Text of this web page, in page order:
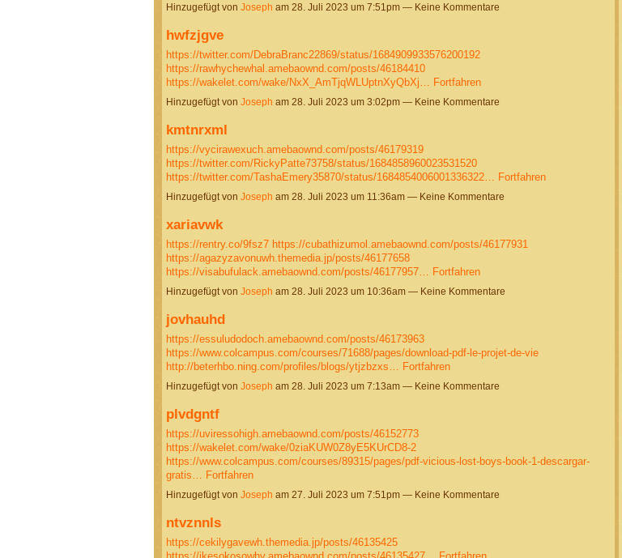
Hinzugefügt von Joseph am 28. Juli 2023 um 7:51pm — Keine Kommentare
hwfzjgve
https://twitter.com/DebraBranc22869/status/1684909933576200192
https://rawhychewhal.amebaownd.com/posts/46184410
https://wakelet.com/wake/NxX_AmTjqWLUptnXyQbXj…
Fortfahren
Hinzugefügt von Joseph am 28. Juli 2023 um 3:02pm — Keine Kommentare
kmtnrxml
https://vycirawexuch.amebaownd.com/posts/46179319
https://twitter.com/RickyPatte73758/status/1684858960023531520
https://twitter.com/TashaEmery35870/status/1684854006001336322…
Fortfahren
Hinzugefügt von Joseph am 28. Juli 2023 um 11:36am — Keine Kommentare
xariavwk
https://rentry.co/9fsz7 https://cubathizumol.amebaownd.com/posts/46177931
https://agazyzavonuwh.themedia.jp/posts/46177658
https://visabufulack.amebaownd.com/posts/46177957…
Fortfahren
Hinzugefügt von Joseph am 28. Juli 2023 um 10:36am — Keine Kommentare
jovhauhd
https://essuludodoch.amebaownd.com/posts/46173963
https://www.colcampus.com/courses/71688/pages/download-pdf-le-projet-de-vie
http://beterhbo.ning.com/profiles/blogs/ytjzbzxs…
Fortfahren
Hinzugefügt von Joseph am 28. Juli 2023 um 7:13am — Keine Kommentare
plvdgntf
https://uviressohigh.amebaownd.com/posts/46152773
https://wakelet.com/wake/0ziaKUW0Z8yE5KUrCD8-2
https://www.colcampus.com/courses/89315/pages/pdf-vicious-lost-boys-book-1-descargar-
gratis…
Fortfahren
Hinzugefügt von Joseph am 27. Juli 2023 um 7:51pm — Keine Kommentare
ntvznnls
https://cekilygavewh.themedia.jp/posts/46135425